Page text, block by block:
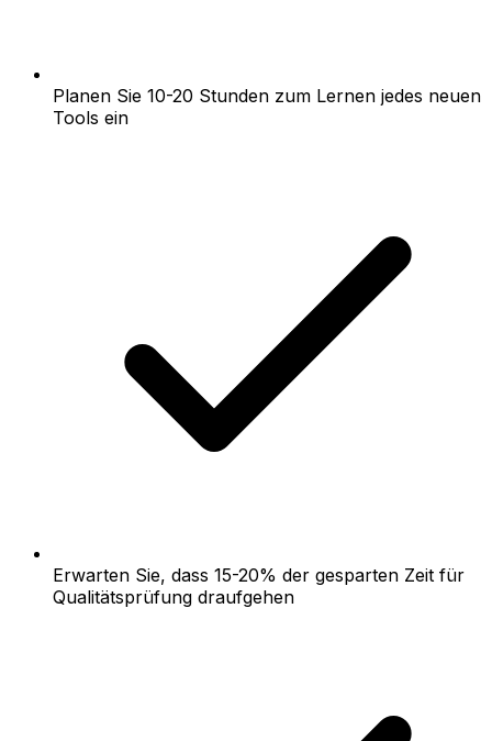
Planen Sie 10-20 Stunden zum Lernen jedes neuen
Tools ein
Erwarten Sie, dass 15-20% der gesparten Zeit für
Qualitätsprüfung draufgehen